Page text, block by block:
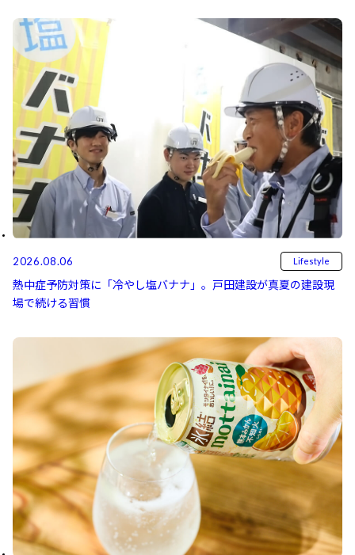
2026.08.06 Lifestyle
熱中症予防対策に「冷やし塩バナナ」。戸田建設が真夏の建設現
場で続ける習慣